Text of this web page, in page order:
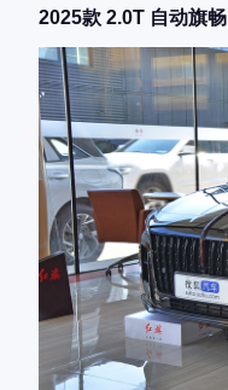
2025款 2.0T 自动旗畅